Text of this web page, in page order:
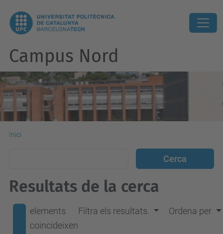
Campus Nord
Inici
Resultats de la cerca
elements
coincideixen
Filtra els resultats. Ordena per